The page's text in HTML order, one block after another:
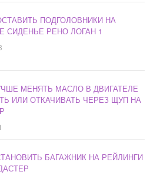
ПОДГОЛОВНИКИ НА
СИДЕНЬЕ РЕНО ЛОГАН 1
МЕНЯТЬ МАСЛО В ДВИГАТЕЛЕ
ИЛИ ОТКАЧИВАТЬ ЧЕРЕЗ ЩУП НА
БАГАЖНИК НА РЕЙЛИНГИ